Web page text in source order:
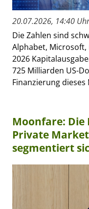
20.07.2026, 14:40 Uhr
Die Zahlen sind
Alphabet,
2026
725 Milliarden US-
Finanzierung dieses
Moonfare: Die
Private
segmentiert